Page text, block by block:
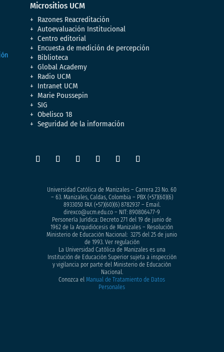
Micrositios UCM
Razones Reacreditación
Autoevaluación Institucional
Centro editorial
Encuesta de medición de percepción
Biblioteca
Global Academy
Radio UCM
Intranet UCM
Marie Poussepin
SIG
Obelisco 18
Seguridad de la información
Universidad Católica de Manizales – Carrera 23 No. 60
– 63. Manizales, Caldas, Colombia – PBX (+57)(60)(6)
8933050FAX (+57)(60)(6) 8782937 – Email.
direxco@ucm.edu.co – NIT: 890806477-9
Personería Jurídica: Decreto 271 del 19 de junio de
1962 de la Arquidiócesis de Manizales – Resolución
Ministerio de Educación Nacional: 3275 del 25 de junio
de 1993. Ver regulación
La Universidad Católica de Manizales es una
Institución de Educación Superior sujeta a inspección
y vigilancia por parte del Ministerio de Educación
Nacional.
Conozca elManual de Tratamiento de Datos
Personales